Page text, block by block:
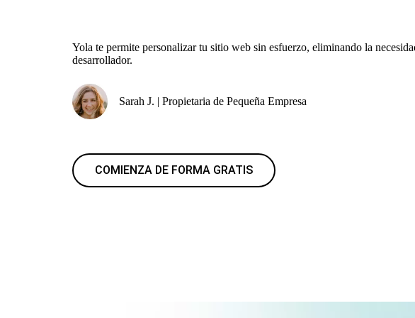
Yola te permite personalizar tu sitio web sin esfuerzo, eliminando la
desarrollador.
Sarah J. | Propietaria de Pequeña Empresa
COMIENZA DE FORMA GRATIS